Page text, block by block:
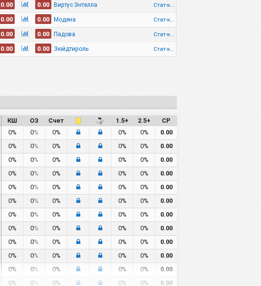
0.00 0.00 Виртус Энтелла
0.00 0.00 Модена
0.00 0.00 Падова
0.00 0.00 Зюйдтироль
КШ ОЗ Счет 1.5+ 2.5+
СР
0% 0% 0% 0% 0%
0.00
0% 0% 0% 0% 0%
0.00
0% 0% 0% 0% 0%
0.00
0% 0% 0% 0% 0%
0.00
0% 0% 0% 0% 0%
0.00
0% 0% 0% 0% 0%
0.00
0% 0% 0% 0% 0%
0.00
0% 0% 0% 0% 0%
0.00
0% 0% 0% 0% 0%
0.00
0% 0% 0% 0% 0%
0.00
0% 0% 0% 0% 0%
0.00
0% 0% 0% 0% 0%
0.00